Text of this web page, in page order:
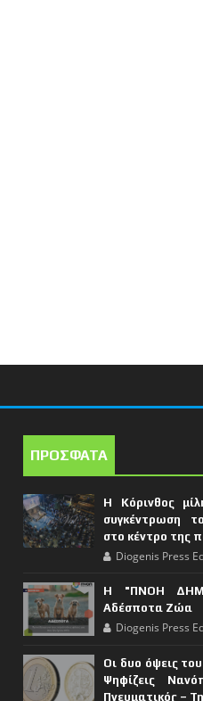
ΠΡΟΣΦΑΤΑ
Η Κόρινθος
συγκέντρωση
στο κέντρο της
Diogenis Press
Η "ΠΝΟΗ
Αδέσποτα Ζώα
Diogenis Press
Οι δυο όψεις του
Ψηφίζεις
Πνευματικός –